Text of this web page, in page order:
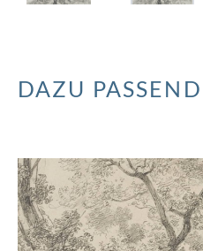
DAZU PASSEND